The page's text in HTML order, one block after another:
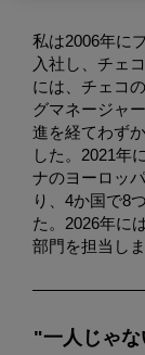
私は2006年に
入社し、チェ
には、チェコ
グマネージャ
進を経てわず
した。2021年
ナのヨーロッ
り、4か国で8
た。2026年に
部門を担当しま
"一人じゃな